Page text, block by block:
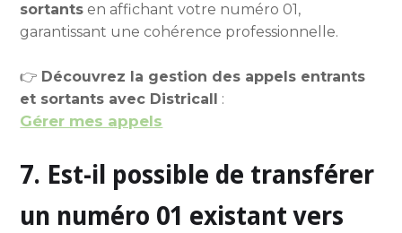
sortants en affichant votre numéro 01,
garantissant une cohérence professionnelle.
👉 Découvrez la gestion des appels entrants
et sortants avec Districall
:
Gérer mes appels
7. Est-il possible de transférer
un numéro 01 existant vers